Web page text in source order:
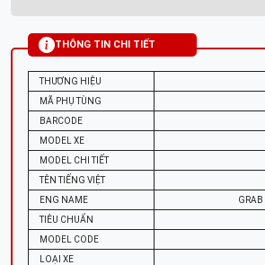
THÔNG TIN CHI TIẾT
THƯƠNG HIỆU
MÃ PHỤ TÙNG
BARCODE
MODEL XE
MODEL CHI TIẾT
TÊN TIẾNG VIỆT
ENG NAME
GRAB
TIÊU CHUẨN
MODEL CODE
LOẠI XE